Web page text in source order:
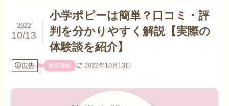
小学ポピーは簡単？口コミ・評
判を分かりやすく解説【実際の
体験談を紹介】
2022
10/13
広告 知育教材 2022年10月13日